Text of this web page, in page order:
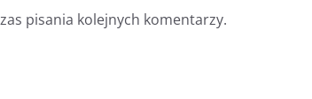
pisania kolejnych komentarzy.